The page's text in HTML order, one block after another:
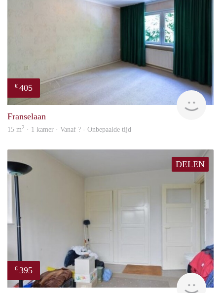
€ 405
Franselaan
15 m2 · 1 kamer · Vanaf ? - Onbepaalde tijd
DELEN
€ 395